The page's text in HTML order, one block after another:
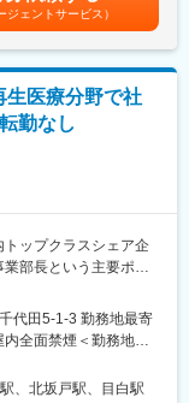
ができます。
計担当者は責任者、
ついて学んでいただ
施してますので、設
品の仕組みまでキャ
置の一部品の開発・
１人立ちいただきま
設計いただきます。
務を進めたり、チー
、年数は目安となりま
含めた表記です。
ジェントサービス）
生医療分野で社
勤なし
ップクラスシェア企
部長という主要ポジ
会・決算関連資料等
て頂きます。
代田5-1-3 勤務地最寄
全面禁煙＜勤務地詳
袋１丁目１１番１号
駅：池袋駅受動喫煙
、北坂戸駅、目白駅